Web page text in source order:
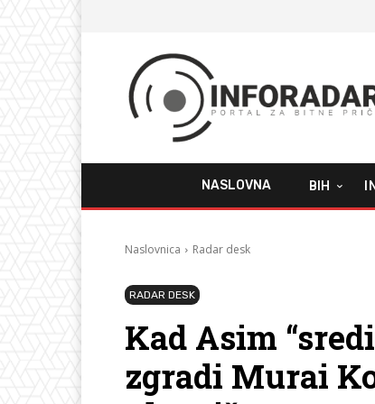
NASLOVNA BIH
Naslovnica Radar desk
RADAR DESK
Kad Asim
zgradi Murai